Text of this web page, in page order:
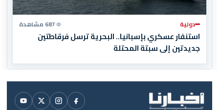
دولية 687 مشاهدة
استنفار عسكري بإسبانيا.. البحرية ترسل فرقاطتين
جديدتين إلى سبتة المحتلة